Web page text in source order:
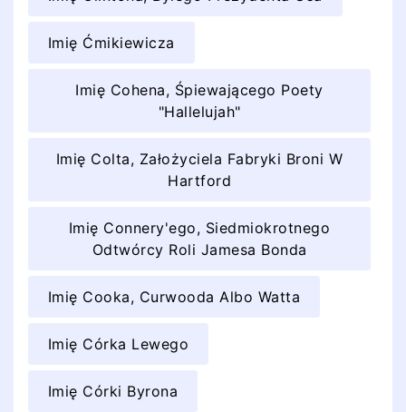
Imię Ćmikiewicza
Imię Cohena, Śpiewającego Poety
"Hallelujah"
Imię Colta, Założyciela Fabryki Broni W
Hartford
Imię Connery'ego, Siedmiokrotnego
Odtwórcy Roli Jamesa Bonda
Imię Cooka, Curwooda Albo Watta
Imię Córka Lewego
Imię Córki Byrona